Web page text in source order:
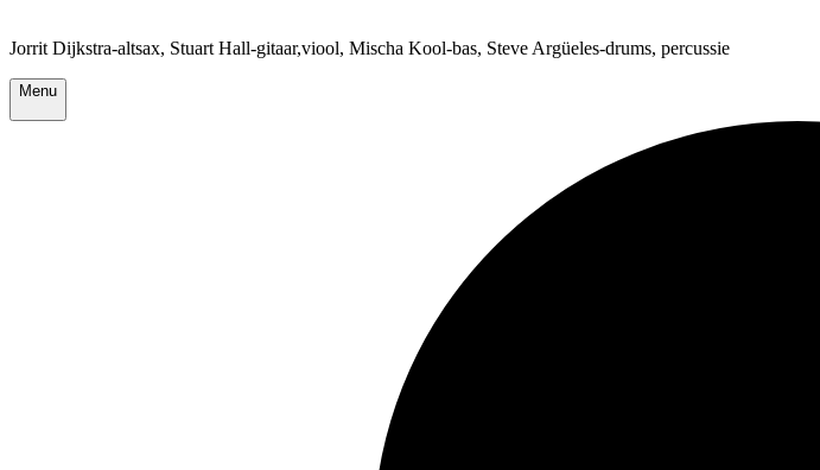
Jorrit Dijkstra-altsax, Stuart Hall-gitaar,viool, Mischa Kool-bas, Steve Argüeles-drums, percussie
Menu